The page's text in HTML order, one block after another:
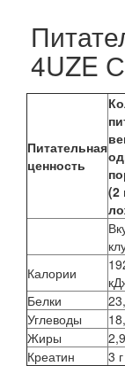
4UZE
Питательная
ценность
(2
Калории
Белки
Углеводы
Жиры
Креатин
3 г